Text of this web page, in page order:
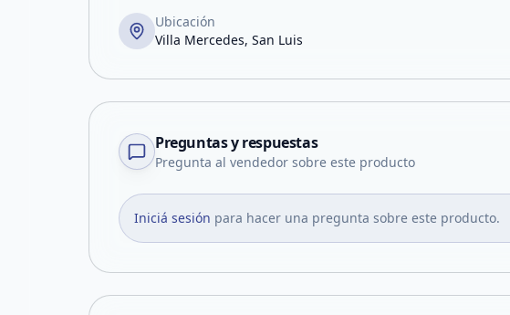
Ubicación
Villa Mercedes, San Luis
Preguntas y respuestas
Pregunta al vendedor sobre este producto
Iniciá sesión para hacer una pregunta sobre este producto.